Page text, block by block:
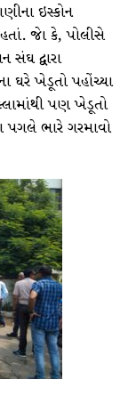
ઇસ્કોન
જાે કે, પોલીસે
સંઘ દ્વારા
ઘરે ખેડૂતો પહોંચ્યા
પણ ખેડૂતો
પગલે ભારે ગરમાવો